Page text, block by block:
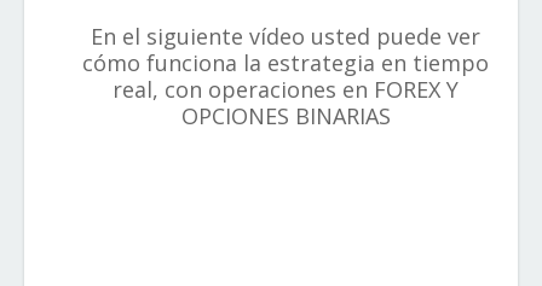
En el siguiente vídeo usted puede ver
cómo funciona la estrategia en tiempo
real, con operaciones en FOREX Y
OPCIONES BINARIAS